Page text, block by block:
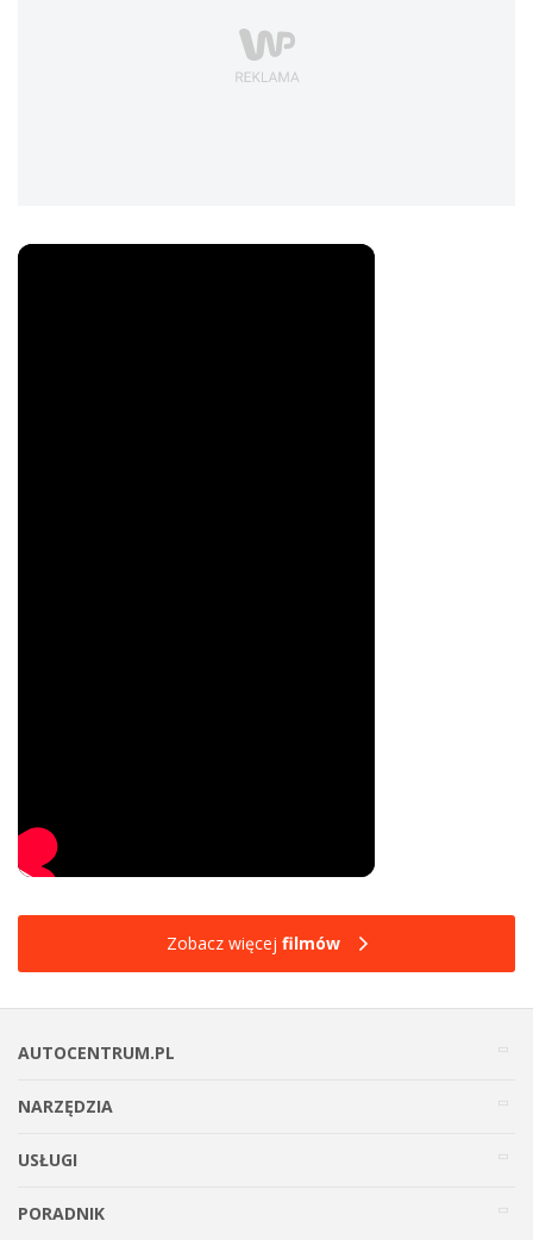
Zobacz więcej filmów
AUTOCENTRUM.PL
NARZĘDZIA
USŁUGI
PORADNIK